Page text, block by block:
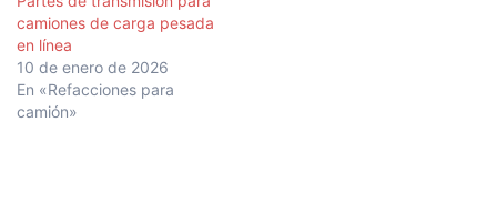
camiones de carga pesada
en línea
10 de enero de 2026
En «Refacciones para
camión»